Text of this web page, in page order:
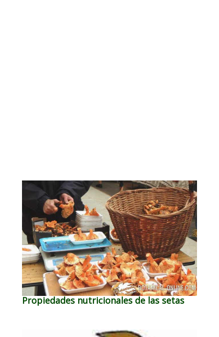
Propiedades nutricionales de las setas